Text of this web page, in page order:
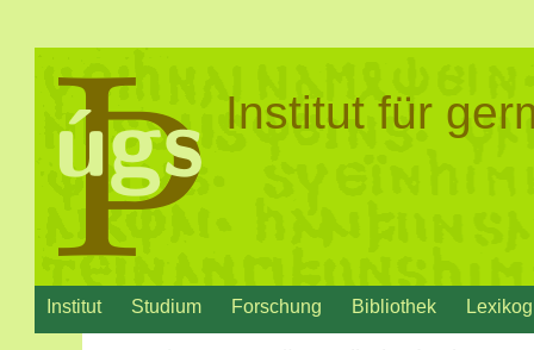
Institut für
Institut Studium Forschung Bibliothek